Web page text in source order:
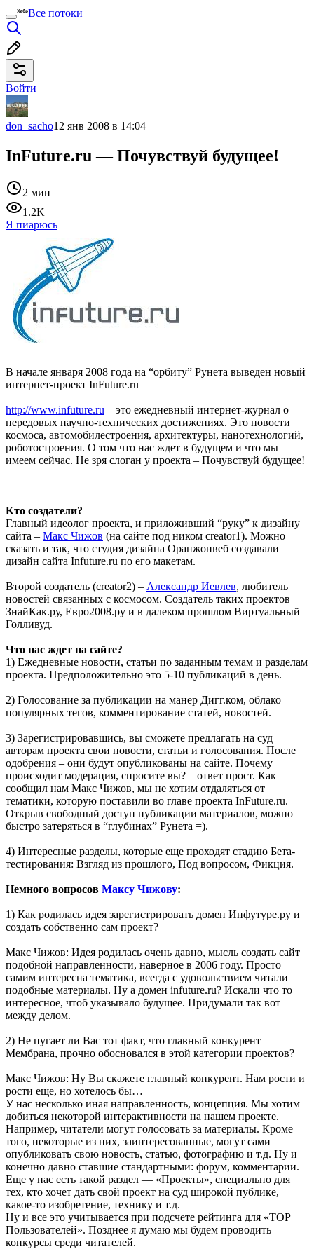
Все потоки
Войти
don_sacho12 янв 2008 в 14:04
InFuture.ru — Почувствуй будущее!
2 мин
1.2K
Я пиарюсь
В начале января 2008 года на “орбиту” Рунета выведен новый
интернет-проект InFuture.ru
http://www.infuture.ru – это ежедневный интернет-журнал о
передовых научно-технических достижениях. Это новости
космоса, автомобилестроения, архитектуры, нанотехнологий,
роботостроения. О том что нас ждет в будущем и что мы
имеем сейчас. Не зря слоган у проекта – Почувствуй будущее!
Кто создатели?
Главный идеолог проекта, и приложивший “руку” к дизайну
сайта – Макс Чижов (на сайте под ником creator1). Можно
сказать и так, что студия дизайна Оранжонвеб создавали
дизайн сайта Infuture.ru по его макетам.
Второй создатель (creator2) – Александр Иевлев, любитель
новостей связанных с космосом. Создатель таких проектов
ЗнайКак.ру, Евро2008.ру и в далеком прошлом Виртуальный
Голливуд.
Что нас ждет на сайте?
1) Ежедневные новости, статьи по заданным темам и разделам
проекта. Предположительно это 5-10 публикаций в день.
2) Голосование за публикации на манер Дигг.ком, облако
популярных тегов, комментирование статей, новостей.
3) Зарегистрировавшись, вы сможете предлагать на суд
авторам проекта свои новости, статьи и голосования. После
одобрения – они будут опубликованы на сайте. Почему
происходит модерация, спросите вы? – ответ прост. Как
сообщил нам Макс Чижов, мы не хотим отдаляться от
тематики, которую поставили во главе проекта InFuture.ru.
Открыв свободный доступ публикации материалов, можно
быстро затеряться в “глубинах” Рунета =).
4) Интересные разделы, которые еще проходят стадию Бета-
тестирования: Взгляд из прошлого, Под вопросом, Фикция.
Немного вопросов Максу Чижову:
1) Как родилась идея зарегистрировать домен Инфутуре.ру и
создать собственно сам проект?
Макс Чижов: Идея родилась очень давно, мысль создать сайт
подобной направленности, наверное в 2006 году. Просто
самим интересна тематика, всегда с удовольствием читали
подобные материалы. Ну а домен infuture.ru? Искали что то
интересное, чтоб указывало будущее. Придумали так вот
между делом.
2) Не пугает ли Вас тот факт, что главный конкурент
Мембрана, прочно обосновался в этой категории проектов?
Макс Чижов: Ну Вы скажете главный конкурент. Нам рости и
рости еще, но хотелось бы…
У нас несколько иная направленность, концепция. Мы хотим
добиться некоторой интерактивности на нашем проекте.
Например, читатели могут голосовать за материалы. Кроме
того, некоторые из них, заинтересованные, могут сами
опубликовать свою новость, статью, фотографию и т.д. Ну и
конечно давно ставшие стандартными: форум, комментарии.
Еще у нас есть такой раздел — «Проекты», специально для
тех, кто хочет дать свой проект на суд широкой публике,
какое-то изобретение, технику и т.д.
Ну и все это учитывается при подсчете рейтинга для «TOP
Пользователей». Позднее я думаю мы будем проводить
конкурсы среди читателей.